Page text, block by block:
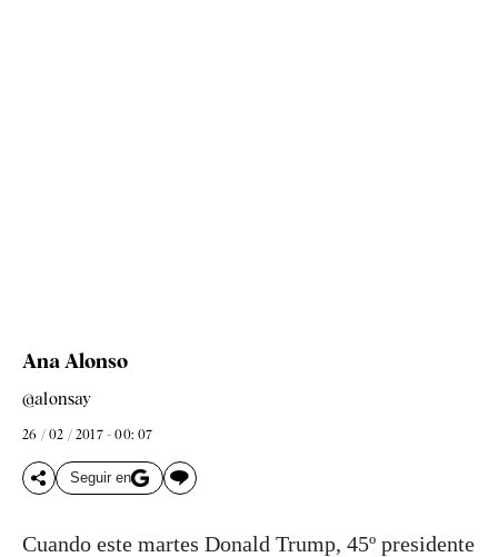
Ana Alonso
@alonsay
26 / 02 / 2017 - 00: 07
Seguir en
Cuando este martes Donald Trump, 45º presidente